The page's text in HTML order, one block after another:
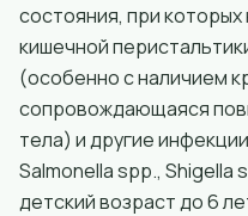
состояния, при
кишечной
(особенно с наличием
сопровождающаяся
тела) и другие
Salmonella spp., Shigella
детский возраст до 6